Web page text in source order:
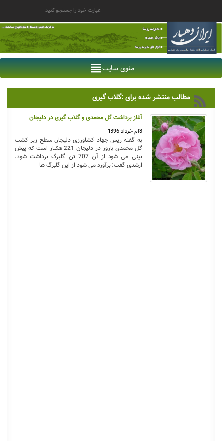
منوی سایت
مطالب منتشر شده برای :گلاب گیری
آغاز برداشت گل محمدی و گلاب گیری در دلیجان
3ام خرداد 1396
به گفته ریس جهاد کشاورزی دلیجان سطح زیر کشت
گل محمدی بارور در دلیجان 221 هکتار است که پیش
بینی می شود از آن 707 تن گلبرگ برداشت شود.
ارشدی گفت: برآورد می شود از این گلبرگ ها